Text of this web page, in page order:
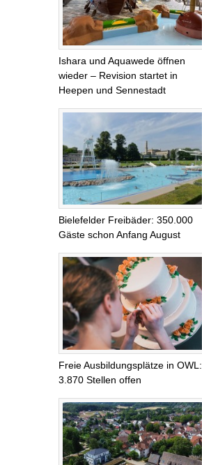
Ishara und Aquawede öffnen
wieder – Revision startet in
Heepen und Sennestadt
Bielefelder Freibäder: 350.000
Gäste schon Anfang August
Freie Ausbildungsplätze in OWL:
3.870 Stellen offen